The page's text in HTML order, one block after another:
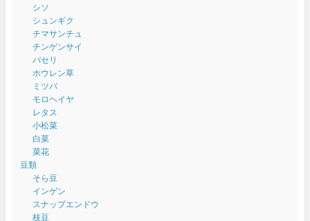
シソ
シュンギク
チマサンチュ
チンゲンサイ
パセリ
ホウレン草
ミツバ
モロヘイヤ
レタス
小松菜
白菜
菜花
豆類
そら豆
インゲン
スナップエンドウ
枝豆